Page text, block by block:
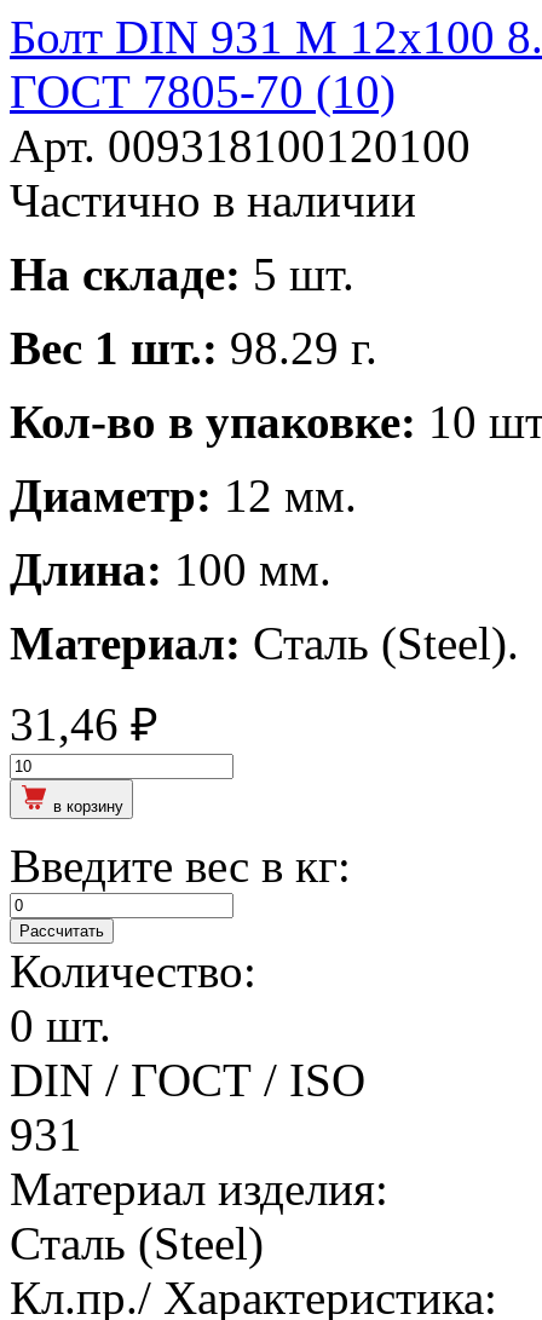
Болт DIN 931 M 12x100
ГОСТ 7805-70 (10)
Арт. 009318100120100
Частично в наличии
На складе: 5 шт.
Вес 1 шт.: 98.29 г.
Кол-во в упаковке: 10
Диаметр: 12 мм.
Длина: 100 мм.
Материал: Сталь (Steel).
31,46 ₽
в корзину
Введите вес в кг:
Рассчитать
Количество:
0 шт.
DIN / ГОСТ / ISO
931
Материал изделия:
Сталь (Steel)
Кл.пр./ Характеристика: